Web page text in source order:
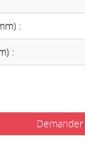
:
: